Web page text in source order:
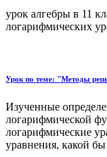
урок алгебры в 11
логарифмических
Урок по теме: "Методы
Изученные
логарифмической
логарифмические
уравнения, какой